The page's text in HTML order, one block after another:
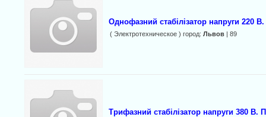
Однофазний стабілізатор напруги 220
( Электротехническое ) город: Львов| 89
Трифазний стабілізатор напруги 380 В.